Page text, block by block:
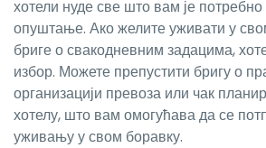
хотели нуде све што вам је
опуштање. Ако желите уживати у
бриге о свакодневним задацима,
избор. Можете препустити бригу о
организацији превоза или чак
хотелу, што вам омогућава да се
уживању у свом боравку.